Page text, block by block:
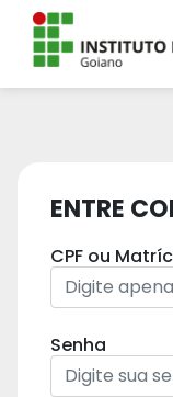
ENTRE
CPF ou
Senha